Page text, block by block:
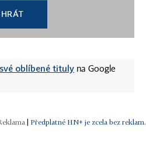
HRÁT
oblíbené tituly na Google
| Předplatné HN+ je zcela bez reklam.